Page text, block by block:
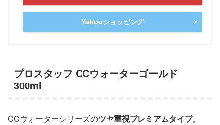
Yahooショッピング
プロスタッフ CCウォーターゴールド
300ml
CCウォーターシリーズのツヤ重視プレミアムタイプ。